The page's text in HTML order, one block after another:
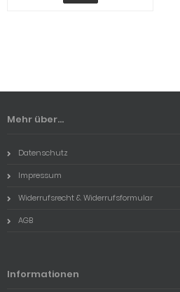
Mehr über...
Datenschutz
Impressum
Widerrufsrecht & Widerrufsformular
AGB
Informationen